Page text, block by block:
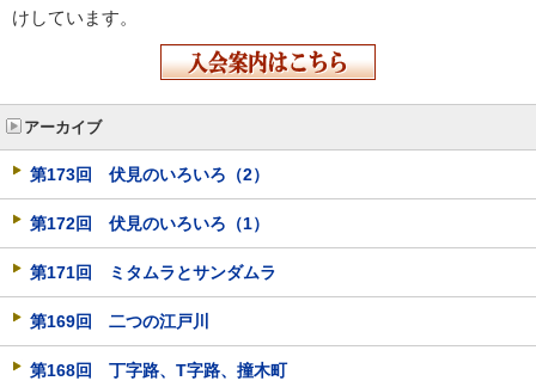
けしています。
アーカイブ
第173回 伏見のいろいろ（2）
第172回 伏見のいろいろ（1）
第171回 ミタムラとサンダムラ
第169回 二つの江戸川
第168回 丁字路、T字路、撞木町